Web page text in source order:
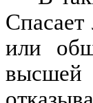
или